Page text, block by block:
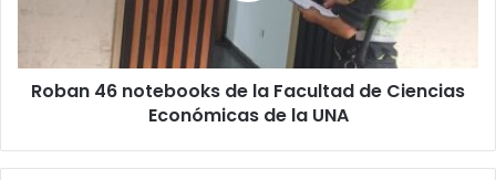
Roban 46 notebooks de la Facultad de Ciencias
Económicas de la UNA